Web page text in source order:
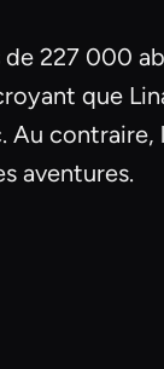
227 000
que
Au
aventures.